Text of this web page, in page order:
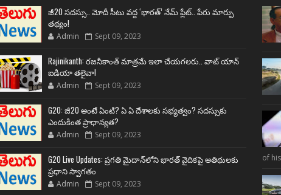
జీ20 సదస్సు.. మోదీ సీటు వద్ద ‘భారత్’ నేమ్ ప్లేట్‌.. పేరు మార్పు
తథ్యం!
Admin Sept 09, 2023
Rajinikanth: రజనీకాంత్ మాత్రమే ఇలా చేయగలరు.. వాట్ యాన్
ఐడియా తలైవా!
Admin Sept 09, 2023
G20: జీ20 అంటే ఏంటి? ఏ ఏ దేశాలకు సభ్యత్వం? సదస్సుకు
ఎందుకింత ప్రాధాన్యత?
Admin Sept 09, 2023
G20 Live Updates: ప్రగతి మైదాన్‌లోని భారత్ వైదికపై అతిథులకు
ప్రధాని స్వాగతం
Admin Sept 09, 2023
of